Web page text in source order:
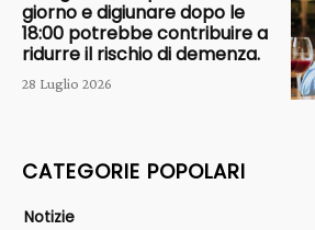
giorno e digiunare dopo le
18:00 potrebbe contribuire a
ridurre il rischio di demenza.
28 Luglio 2026
CATEGORIE POPOLARI
Notizie